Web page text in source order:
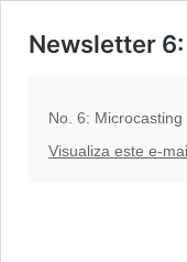
Newsletter
No. 6: Microcasting
Visualiza este e-